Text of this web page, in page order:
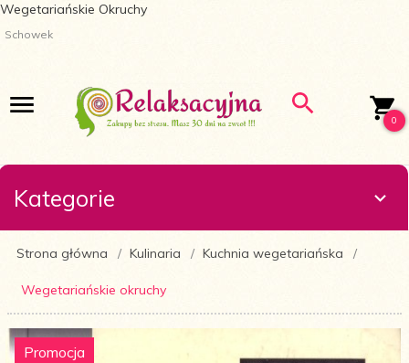
Wegetariańskie Okruchy
Schowek
0
Kategorie
Strona główna Kulinaria Kuchnia wegetariańska
Wegetariańskie okruchy
Promocja